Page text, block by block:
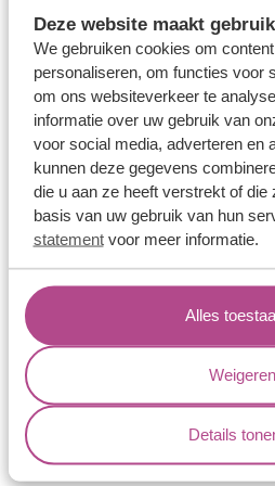
Deze website maakt
We gebruiken cookies om
personaliseren, om functies voor
om ons websiteverkeer te
informatie over uw gebruik van
voor social media, adverteren en
kunnen deze gegevens
die u aan ze heeft verstrekt of die
basis van uw gebruik van hun
statementvoor meer informatie.
Alles
Weigeren
Details
Memoireringen
Verlovingsringen
Vriendschapsringen
Over ons
Aller Spanninga
Historie
Certificaten
Jouw voordelen
Conflictvrije Materialen
Oneindig veel mogelijkheden
Kwaliteit
Juweliers & Contact